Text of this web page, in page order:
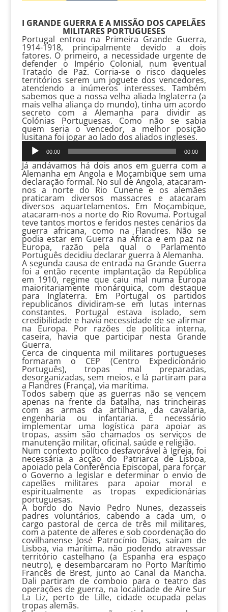
I GRANDE GUERRA E A MISSÃO DOS CAPELÃES
MILITARES PORTUGUESES
Portugal entrou na Primeira Grande Guerra,
1914-1918, principalmente devido a dois
fatores. O primeiro, a necessidade urgente de
defender o Império Colonial, num eventual
Tratado de Paz. Corria-se o risco daqueles
territórios serem um joguete dos vencedores,
atendendo a inúmeros interesses. Também
sabemos que a nossa velha aliada Inglaterra (a
mais velha aliança do mundo), tinha um acordo
secreto com a Alemanha para dividir as
Colónias Portuguesas. Como não se sabia
quem seria o vencedor, a melhor posição
lusitana foi jogar ao lado dos aliados ingleses.
Reprodutor
áudio
00:00 00:00
Já andávamos há dois anos em guerra com a
Alemanha em Angola e Moçambique sem uma
declaração formal. No sul de Angola, atacaram-
nos a norte do Rio Cunene e os alemães
praticaram diversos massacres e atacaram
diversos aquartelamentos. Em Moçambique,
atacaram-nos a norte do Rio Rovuma. Portugal
teve tantos mortos e feridos nestes cenários da
guerra africana, como na Flandres. Não se
podia estar em Guerra na África e em paz na
Europa, razão pela qual o Parlamento
Português decidiu declarar guerra à Alemanha.
A segunda causa de entrada na Grande Guerra
foi a então recente implantação da República
em 1910, regime que caiu mal numa Europa
maioritariamente monárquica, com destaque
para Inglaterra. Em Portugal os partidos
republicanos dividiram-se em lutas internas
constantes. Portugal estava isolado, sem
credibilidade e havia necessidade de se afirmar
na Europa. Por razões de política interna,
caseira, havia que participar nesta Grande
Guerra.
Cerca de cinquenta mil militares portugueses
formaram o CEP (Centro Expedicionário
Português), tropas mal preparadas,
desorganizadas, sem meios, e lá partiram para
a Flandres (França), via marítima.
Todos sabem que as guerras não se vencem
apenas na frente da batalha, nas trincheiras
com as armas da artilharia, da cavalaria,
engenharia ou infantaria. É necessário
implementar uma logística para apoiar as
tropas, assim são chamados os serviços de
manutenção militar, oficinal, saúde e religião.
Num contexto político desfavorável à Igreja, foi
necessária a acção do Patriarca de Lisboa,
apoiado pela Conferência Episcopal, para forçar
o Governo a legislar e determinar o envio de
capelães militares para apoiar moral e
espiritualmente as tropas expedicionárias
portuguesas.
A bordo do Navio Pedro Nunes, dezasseis
padres voluntários, cabendo a cada um, o
cargo pastoral de cerca de três mil militares,
com a patente de alferes e sob coordenação do
covilhanense José Patrocínio Dias, saíram de
Lisboa, via marítima, não podendo atravessar
território castelhano (a Espanha era espaço
neutro), e desembarcaram no Porto Marítimo
Francês de Brest, junto ao Canal da Mancha.
Dali partiram de comboio para o teatro das
operações de guerra, na localidade de Aire Sur
La Liz, perto de Lille, cidade ocupada pelas
tropas alemãs.